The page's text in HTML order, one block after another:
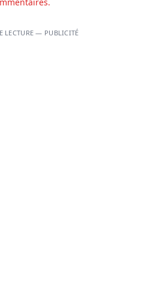
LECTURE — PUBLICITÉ